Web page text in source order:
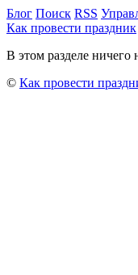
Блог Поиск RSS
Как провести праздник
В этом разделе ничего
© Как провести